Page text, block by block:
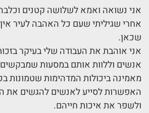
אני נשואה ואמא לשלושה קטנים
אחרי שגיליתי שעם כל האהבה לעיר
שכאן.
אני אוהבת את העבודה שלי בעיקר
אנשים וללוות אותם במסעות
מאמינה ביכולות המדהימות שטמונות
האפשרות לסייע לאנשים להגשים את
ולשפר את איכות חייהם.